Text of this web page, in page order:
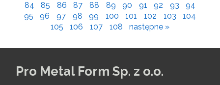
84
85 86 87 88 89 90 91 92 93
94
95
96 97 98 99 100 101 102 103
104
105
106 107 108 następne »
Pro Metal Form Sp. z o.o.